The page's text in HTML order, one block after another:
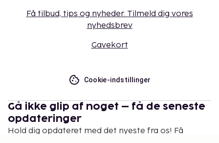
Få tilbud, tips og nyheder. Tilmeld dig vores
nyhedsbrev
Gavekort
Cookie-indstillinger
Gå ikke glip af noget – få de seneste
opdateringer
Hold dig opdateret med det nyeste fra os! Få